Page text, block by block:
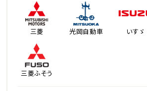
三菱 光岡自動車 いすゞ
三菱ふそう